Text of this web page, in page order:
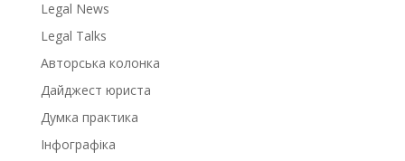
Legal News
Legal Talks
Авторська колонка
Дайджест юриста
Думка практика
Інфографіка